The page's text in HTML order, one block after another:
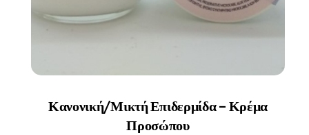
Κανονική/Μικτή Επιδερμίδα – Κρέμα
Προσώπου